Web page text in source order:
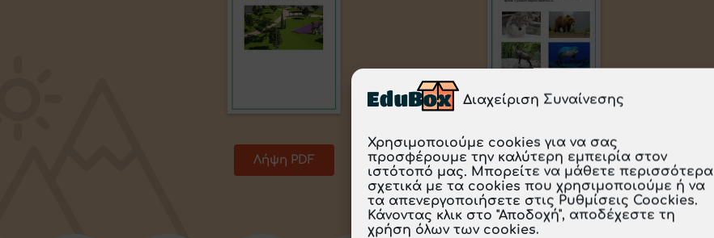
Διαχείριση Συναίνεσης
Χρησιμοποιούμε cookies για να σας
προσφέρουμε την καλύτερη εμπειρία στον
ιστότοπό μας. Μπορείτε να μάθετε περισσότερα
σχετικά με τα cookies που χρησιμοποιούμε ή να
τα απενεργοποιήσετε στις Ρυθμίσεις Coockies.
Κάνοντας κλικ στο "Αποδοχή", αποδέχεστε τη
χρήση όλων των cookies.
Λήψη PDF Λήψη PDF